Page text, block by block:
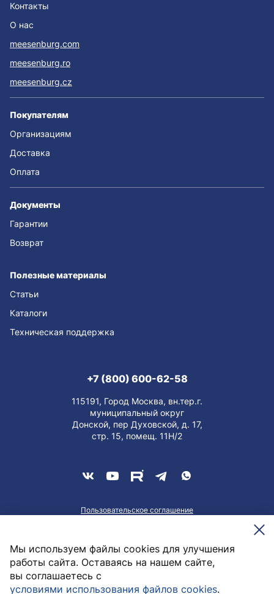
516,78руб. / шт
В корзину
Мы используем файлы cookies для улучшения
работы сайта. Оставаясь на нашем сайте,
вы соглашаетесь с
условиями использования файлов cookies.
Контакты
О нас
meesenburg.com
meesenburg.ro
meesenburg.cz
Покупателям
Организациям
Доставка
Оплата
Документы
Гарантии
Возврат
Полезные материалы
Статьи
Каталоги
Техническая поддержка
+7 (800) 600-62-58
115191, Город Москва, вн.тер.г.
муниципальный округ
Донской, пер Духовской, д. 17,
стр. 15, помещ. 11Н/2
Пользовательское соглашение
Meesenburg @2026